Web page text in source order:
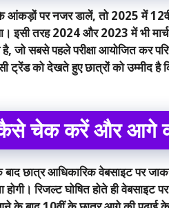
आंकड़ों पर नजर डालें, तो 2025 में
इसी तरह 2024 और 2023 में भी
है, जो सबसे पहले परीक्षा आयोजित कर
ट्रेंड को देखते हुए छात्रों को उम्मीद है
चेक करें और आगे
बाद छात्र आधिकारिक वेबसाइट पर
रिजल्ट घोषित होते ही वेबसाइट